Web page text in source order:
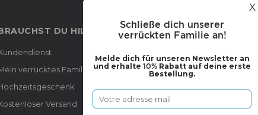
X
Schließe dich unserer
verrückten Familie an!
Melde dich für unseren Newsletter an
und erhalte 10% Rabatt auf deine erste
Bestellung.
DU HILFE?
verrücktes Familienportrait gestalten
Versand
ÜBER UNS
Unser total
Spitzenqualität in